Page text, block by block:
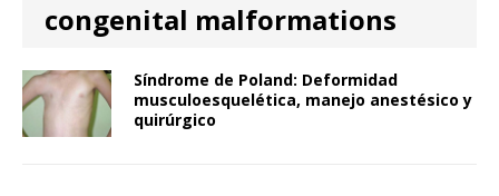
congenital malformations
Síndrome de Poland: Deformidad
musculoesquelética, manejo anestésico y
quirúrgico